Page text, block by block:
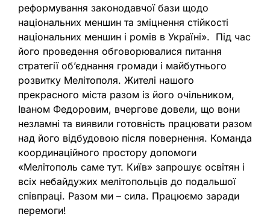
реформування законодавчої бази щодо
національних меншин та зміцнення стійкості
національних меншин і ромів в Україні». Під час
його проведення обговорювалися питання
стратегії об’єднання громади і майбутнього
розвитку Мелітополя. Жителі нашого
прекрасного міста разом із його очільником,
Іваном Федоровим, вчергове довели, що вони
незламні та виявили готовність працювати разом
над його відбудовою після повернення. Команда
координаційного простору допомоги
«Мелітополь саме тут. Київ» запрошує освітян і
всіх небайдужих мелітопольців до подальшої
співпраці. Разом ми – сила. Працюємо заради
перемоги!